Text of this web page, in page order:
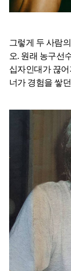
그렇게 두 사람
오. 원래 농구선
십자인대가 끊
너가 경험을 쌓